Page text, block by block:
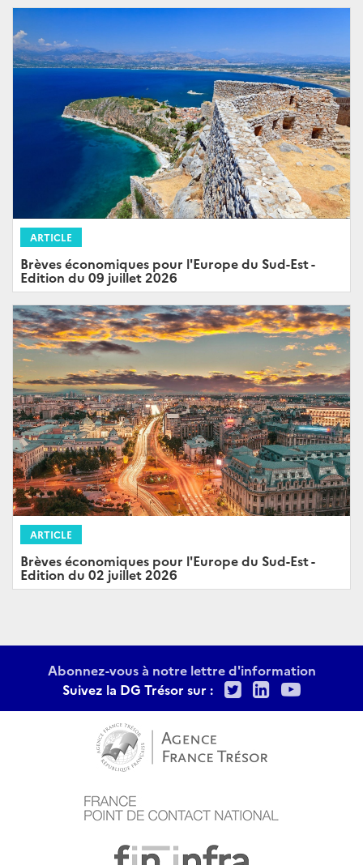
ARTICLE
Brèves économiques pour l'Europe du Sud-Est -
Edition du 09 juillet 2026
ARTICLE
Brèves économiques pour l'Europe du Sud-Est -
Edition du 02 juillet 2026
Abonnez-vous à notre lettre d'information
Suivez la DG Trésor sur :
TwitterLinkedIn